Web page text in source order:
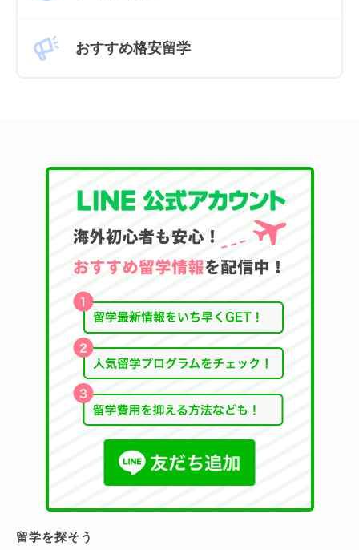
おすすめ格安留学
留学を探そう